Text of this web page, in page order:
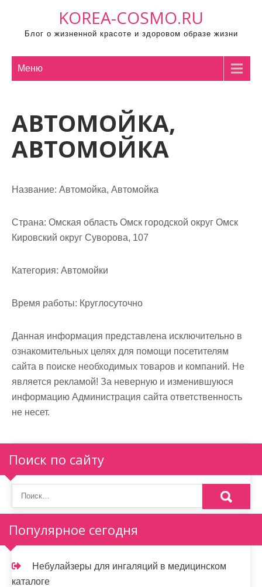
KOREA-COSMO.RU
Блог о жизненной красоте и здоровом образе жизни
Меню
АВТОМОЙКА,
АВТОМОЙКА
Название: Автомойка, Автомойка
Страна: Омская область Омск городской округ Омск
Кировский округ Суворова, 107
Категория: Автомойки
Время работы: Круглосуточно
Данная информация представлена исключительно в
ознакомительных целях для помощи посетителям
сайта в поиске необходимых товаров и компаний. Не
является рекламой! За неверную и изменившуюся
информацию Администрация сайта ответственность
не несет.
Поиск по сайту
Популярное сегодня
Небулайзеры для ингаляций в медицинском
каталоге